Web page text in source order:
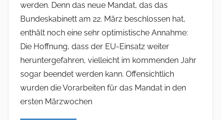
werden. Denn das neue Mandat, das das
Bundeskabinett am 22. März beschlossen hat,
enthält noch eine sehr optimistische Annahme:
Die Hoffnung, dass der EU-Einsatz weiter
heruntergefahren, vielleicht im kommenden Jahr
sogar beendet werden kann. Offensichtlich
wurden die Vorarbeiten für das Mandat in den
ersten Märzwochen